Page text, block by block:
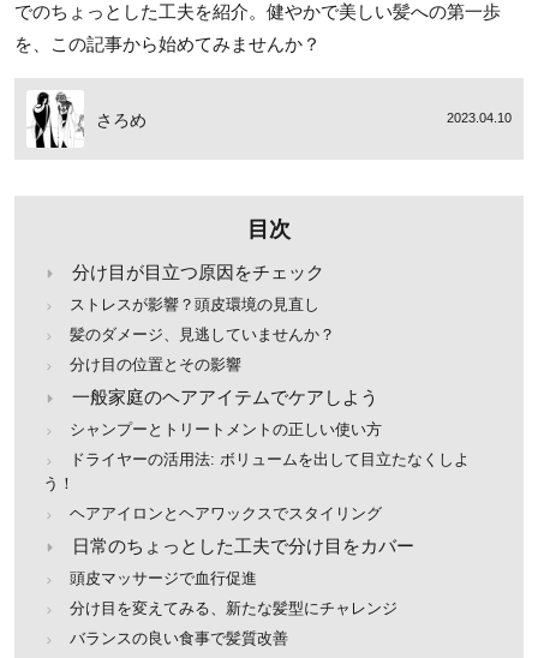
でのちょっとした工夫を紹介。健やかで美しい髪への第一歩
を、この記事から始めてみませんか？
さろめ 2023.04.10
目次
分け目が目立つ原因をチェック
ストレスが影響？頭皮環境の見直し
髪のダメージ、見逃していませんか？
分け目の位置とその影響
一般家庭のヘアアイテムでケアしよう
シャンプーとトリートメントの正しい使い方
ドライヤーの活用法: ボリュームを出して目立たなくしよ
う！
ヘアアイロンとヘアワックスでスタイリング
日常のちょっとした工夫で分け目をカバー
頭皮マッサージで血行促進
分け目を変えてみる、新たな髪型にチャレンジ
バランスの良い食事で髪質改善